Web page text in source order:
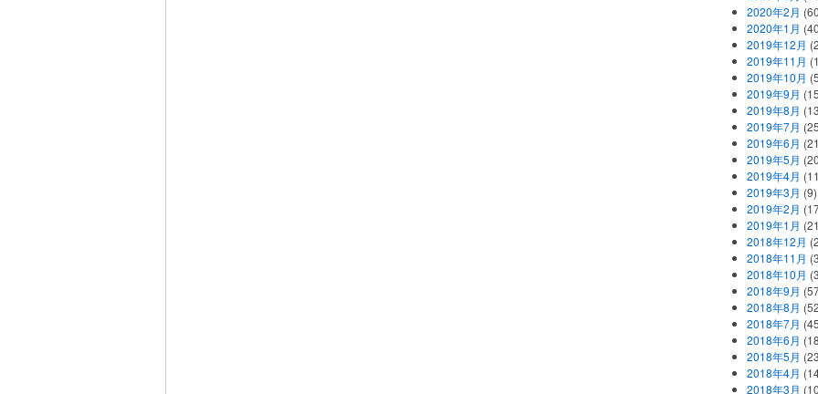
2020年2月
2020年1月
2019年12月
2019年11月
2019年10月
2019年9月
2019年8月
2019年7月
2019年6月
2019年5月
2019年4月
2019年3月 (9)
2019年2月
2019年1月
2018年12月
2018年11月
2018年10月
2018年9月
2018年8月
2018年7月
2018年6月
2018年5月
2018年4月
2018年3月